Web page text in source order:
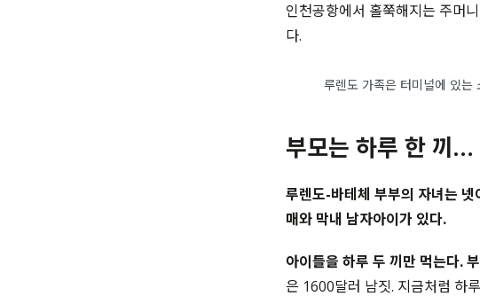
인천공항에서 홀쭉해지는 주머
다.
루렌도 가족은 터미널에 있
부모는 하루 한 끼…
루렌도-바테체 부부의 자녀는
매와 막내 남자아이가 있다.
아이들을 하루 두 끼만 먹는다.
은 1600달러 남짓. 지금처럼 하